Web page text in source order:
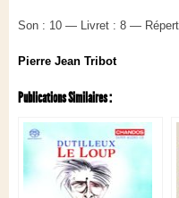
Son : 10 — Livret : 8 —
Pierre Jean Tribot
Publications Similaires :